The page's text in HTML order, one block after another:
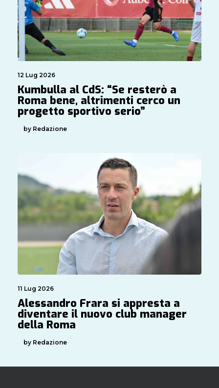
12 Lug 2026
Kumbulla al CdS: “Se resterò a
Roma bene, altrimenti cerco un
progetto sportivo serio”
by Redazione
11 Lug 2026
Alessandro Frara si appresta a
diventare il nuovo club manager
della Roma
by Redazione